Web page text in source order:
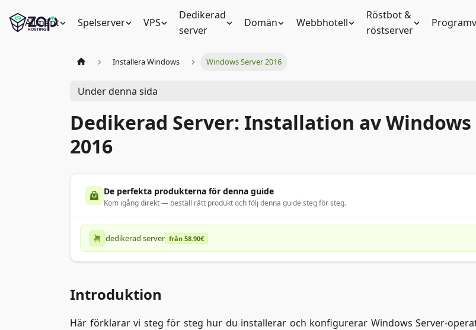
Allmänt Spelserver VPS
Dedikerad
server
Domän Webbhotell
Röstbot &
röstserver
Installera Windows Windows Server 2016
Under denna sida
Dedikerad Server: Installation av Windows
2016
De perfekta produkterna för denna guide
Kom igång direkt — beställ rätt produkt och följ denna guide steg för steg.
dedikerad server från 58.90€
Introduktion
Här förklarar vi steg för steg hur du installerar och konfigurerar Windows Server-